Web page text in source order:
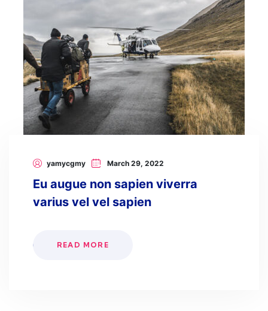
yamycgmy March 29, 2022
Eu augue non sapien viverra
varius vel vel sapien
READ MORE